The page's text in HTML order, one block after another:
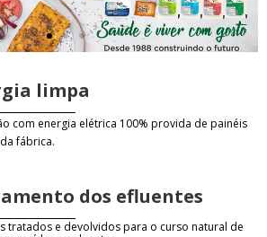
limpa
com energia elétrica 100% provida de painéis
fábrica.
dos efluentes
tratados e devolvidos para o curso natural de